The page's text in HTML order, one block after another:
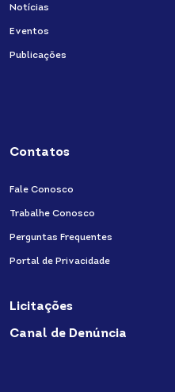
Notícias
Eventos
Publicações
Contatos
Fale Conosco
Trabalhe Conosco
Perguntas Frequentes
Portal de Privacidade
Licitações
Canal de Denúncia